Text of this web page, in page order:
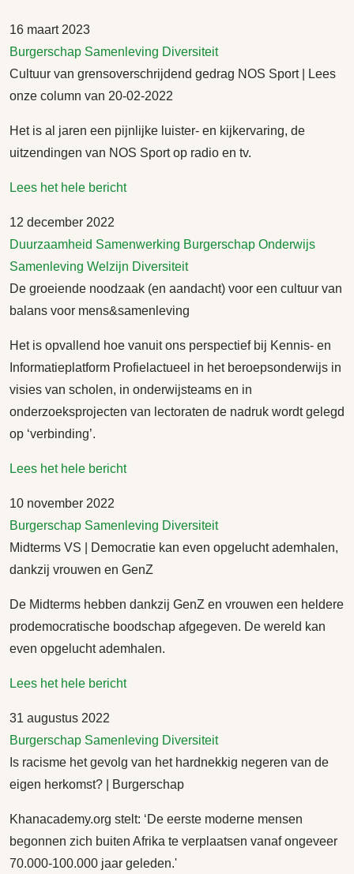
16 maart 2023
Burgerschap Samenleving Diversiteit
Cultuur van grensoverschrijdend gedrag NOS Sport | Lees
onze column van 20-02-2022
Het is al jaren een pijnlijke luister- en kijkervaring, de
uitzendingen van NOS Sport op radio en tv.
Lees het hele bericht
12 december 2022
Duurzaamheid Samenwerking Burgerschap Onderwijs
Samenleving Welzijn Diversiteit
De groeiende noodzaak (en aandacht) voor een cultuur van
balans voor mens&samenleving
Het is opvallend hoe vanuit ons perspectief bij Kennis- en
Informatieplatform Profielactueel in het beroepsonderwijs in
visies van scholen, in onderwijsteams en in
onderzoeksprojecten van lectoraten de nadruk wordt gelegd
op ‘verbinding’.
Lees het hele bericht
10 november 2022
Burgerschap Samenleving Diversiteit
Midterms VS | Democratie kan even opgelucht ademhalen,
dankzij vrouwen en GenZ
De Midterms hebben dankzij GenZ en vrouwen een heldere
prodemocratische boodschap afgegeven. De wereld kan
even opgelucht ademhalen.
Lees het hele bericht
31 augustus 2022
Burgerschap Samenleving Diversiteit
Is racisme het gevolg van het hardnekkig negeren van de
eigen herkomst? | Burgerschap
Khanacademy.org stelt: ‘De eerste moderne mensen
begonnen zich buiten Afrika te verplaatsen vanaf ongeveer
70.000-100.000 jaar geleden.'